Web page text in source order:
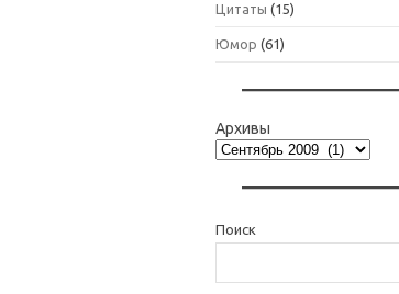
Цитаты (15)
Юмор (61)
Архивы
Поиск